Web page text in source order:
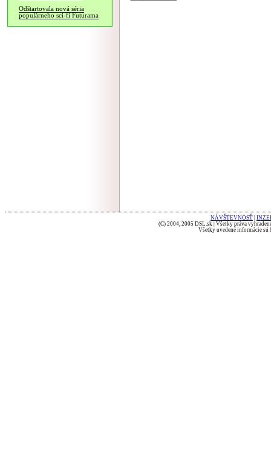
Odštartovala nová séria
populárneho sci-fi Futurama
NÁVŠTEVNOSŤ
(C) 2004, 2005 DSL.sk | Všetky práva
Všetky uvedené informácie sú